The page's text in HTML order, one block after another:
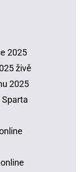
2025
živě
2025
Sparta